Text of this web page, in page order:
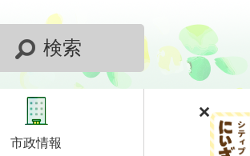
検索
市政情報